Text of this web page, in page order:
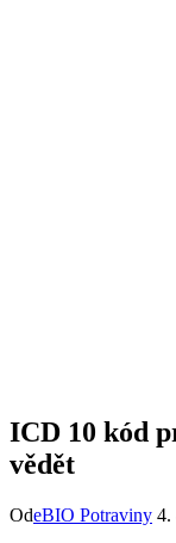
ICD 10 kód
vědět
OdeBIO Potraviny 4.